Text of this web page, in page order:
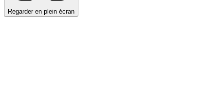
Regarder en plein écran